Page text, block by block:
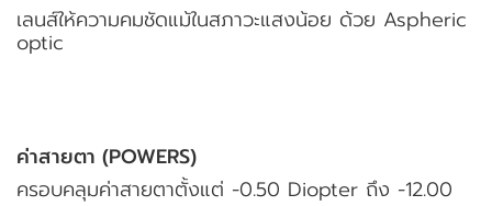
เลนส์ให้ความคมชัดแม้ในสภาวะแสงน้อย ด้วย Aspheric
optic
ค่าสายตา (POWERS)
ครอบคลุมค่าสายตาตั้งแต่ -0.50 Diopter ถึง -12.00